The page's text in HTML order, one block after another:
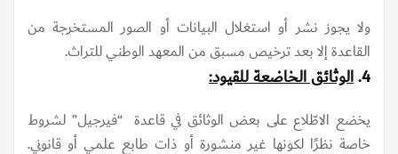
ولا يجوز نشر أو استغلال البيانات أو الصور المستخرجة من
القاعدة إلا بعد ترخيص مسبق من المعهد الوطني للتراث.
4. الوثائق الخاضعة للقيود:
يخضع الاطّلاع على بعض الوثائق في قاعدة “فيرجيل” لشروط
خاصة نظرًا لكونها غير منشورة أو ذات طابع علمي أو قانوني.